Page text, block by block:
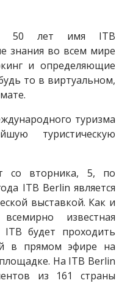
50 лет имя ITB
знания во всем мире
и определяющие
то в виртуальном,
туризма
туристическую
со вторника, 5, по
ITB Berlin является
выставкой. Как и
известная
ITB будет проходить
в прямом эфире на
На ITB Berlin
из 161 страны